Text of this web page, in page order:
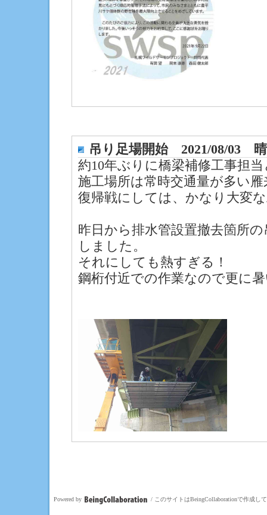
吊り足場開始 2021/08/03
約10年ぶりに橋梁補修工事担
施工場所は常時交通量が多い雁
復帰戦にしては、かなり大変
昨日から排水管設置撤去箇所
しました。
それにしても熱すぎる！
鋼桁付近での作業なので更に
Powered by / このサイトはBeingCollaborationで作成し